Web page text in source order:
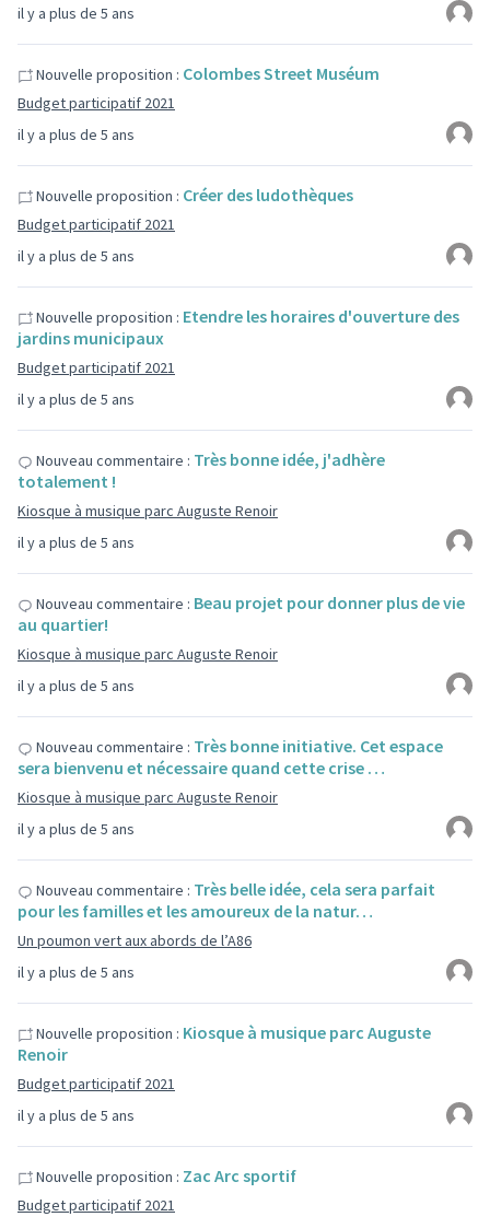
il y a plus de 5 ans
il y a plus de 5 ans
Nouvelle proposition : Colombes Street Muséum
Budget participatif 2021
il y a plus de 5 ans
Nouvelle proposition : Créer des ludothèques
Budget participatif 2021
il y a plus de 5 ans
Nouvelle proposition : Etendre les horaires d'ouverture des
jardins municipaux
Budget participatif 2021
il y a plus de 5 ans
Nouveau commentaire : Très bonne idée, j'adhère
totalement !
Kiosque à musique parc Auguste Renoir
il y a plus de 5 ans
Nouveau commentaire : Beau projet pour donner plus de vie
au quartier!
Kiosque à musique parc Auguste Renoir
il y a plus de 5 ans
Nouveau commentaire : Très bonne initiative. Cet espace
sera bienvenu et nécessaire quand cette crise …
Kiosque à musique parc Auguste Renoir
il y a plus de 5 ans
Nouveau commentaire : Très belle idée, cela sera parfait
pour les familles et les amoureux de la natur…
Un poumon vert aux abords de l’A86
il y a plus de 5 ans
Nouvelle proposition : Kiosque à musique parc Auguste
Renoir
Budget participatif 2021
Nouvelle proposition : Zac Arc sportif
Budget participatif 2021